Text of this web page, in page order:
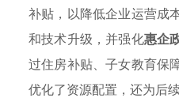
补贴，以降低企业运营成
和技术升级，并强化惠企
过住房补贴、子女教育保
优化了资源配置，还为后